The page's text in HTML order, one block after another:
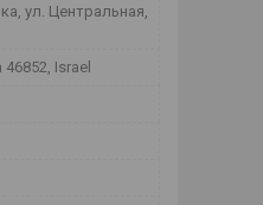
ул. Центральная,
Israel